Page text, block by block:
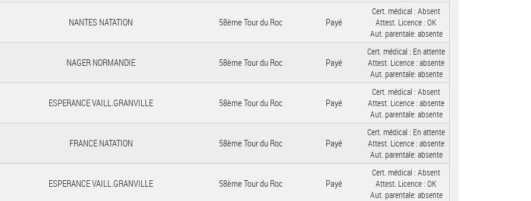
NANTES NATATION 58ème Tour du Roc Payé
Cert. médical : Absent
Attest. Licence : OK
Aut. parentale: absente
NAGER NORMANDIE 58ème Tour du Roc Payé
Cert. médical : En attente
Attest. Licence : absente
Aut. parentale: absente
ESPERANCE VAILL.GRANVILLE 58ème Tour du Roc Payé
Cert. médical : Absent
Attest. Licence : absente
Aut. parentale: absente
FRANCE NATATION 58ème Tour du Roc Payé
Cert. médical : En attente
Attest. Licence : absente
Aut. parentale: absente
ESPERANCE VAILL.GRANVILLE 58ème Tour du Roc Payé
Cert. médical : Absent
Attest. Licence : OK
Aut. parentale: absente